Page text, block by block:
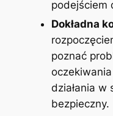
podejściem
Dokładna
poznać
działania w
bezpieczny.